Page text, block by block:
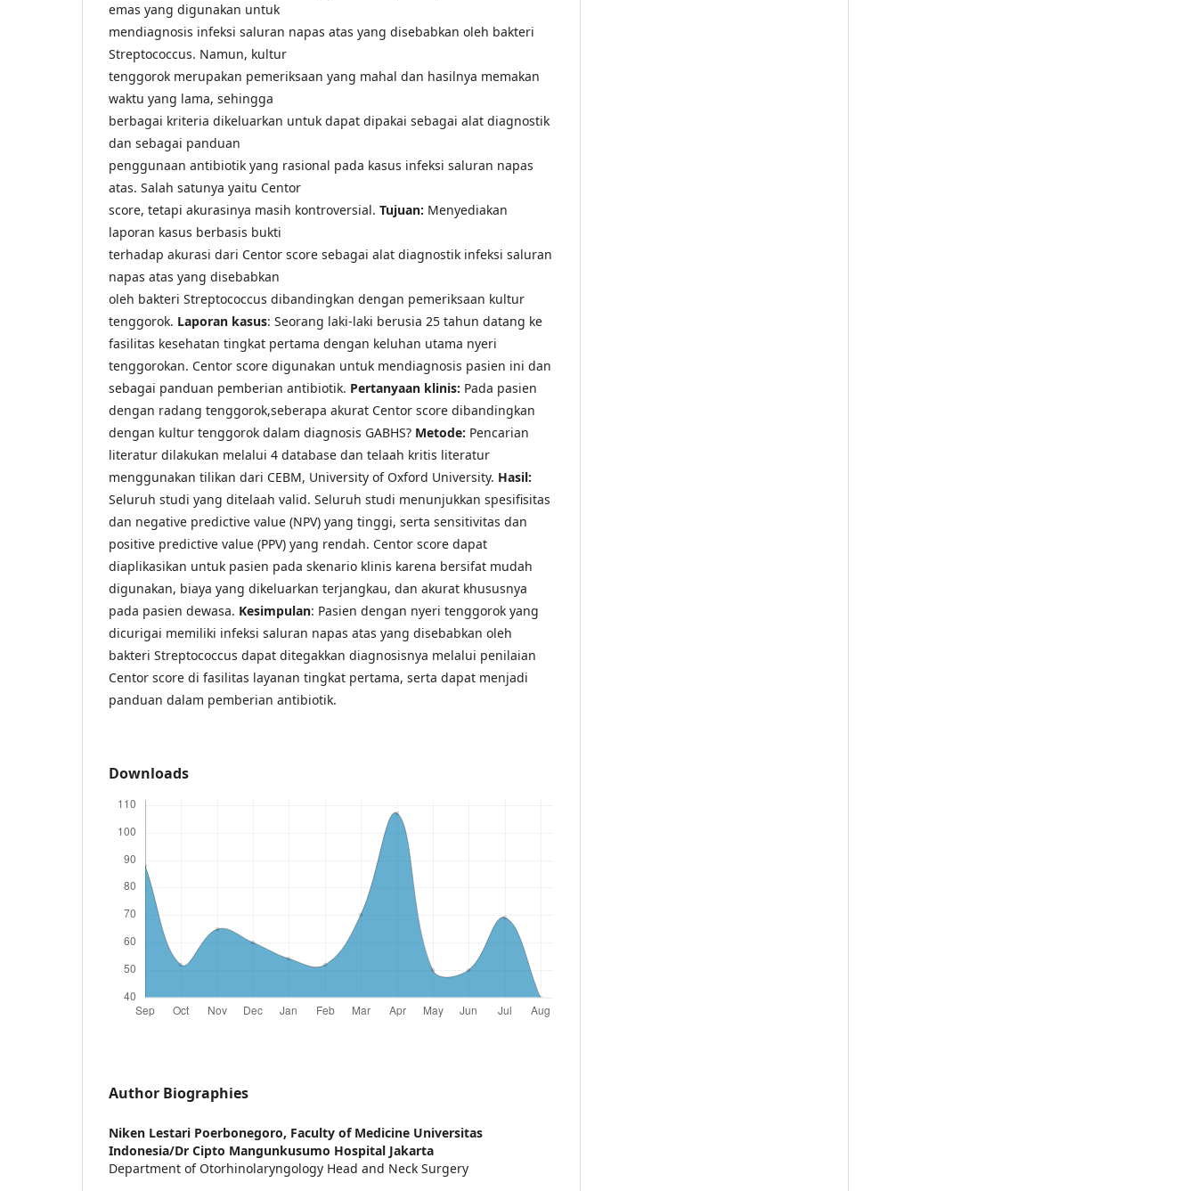
emas yang digunakan untuk
mendiagnosis infeksi saluran napas atas yang disebabkan oleh bakteri
Streptococcus. Namun, kultur
tenggorok merupakan pemeriksaan yang mahal dan hasilnya memakan
waktu yang lama, sehingga
berbagai kriteria dikeluarkan untuk dapat dipakai sebagai alat diagnostik
dan sebagai panduan
penggunaan antibiotik yang rasional pada kasus infeksi saluran napas
atas. Salah satunya yaitu Centor
score, tetapi akurasinya masih kontroversial. Tujuan: Menyediakan
laporan kasus berbasis bukti
terhadap akurasi dari Centor score sebagai alat diagnostik infeksi saluran
napas atas yang disebabkan
oleh bakteri Streptococcus dibandingkan dengan pemeriksaan kultur
tenggorok. Laporan kasus: Seorang laki-laki berusia 25 tahun datang ke
fasilitas kesehatan tingkat pertama dengan keluhan utama nyeri
tenggorokan. Centor score digunakan untuk mendiagnosis pasien ini dan
sebagai panduan pemberian antibiotik. Pertanyaan klinis: Pada pasien
dengan radang tenggorok,seberapa akurat Centor score dibandingkan
dengan kultur tenggorok dalam diagnosis GABHS? Metode: Pencarian
literatur dilakukan melalui 4 database dan telaah kritis literatur
menggunakan tilikan dari CEBM, University of Oxford University. Hasil:
Seluruh studi yang ditelaah valid. Seluruh studi menunjukkan spesifisitas
dan negative predictive value (NPV) yang tinggi, serta sensitivitas dan
positive predictive value (PPV) yang rendah. Centor score dapat
diaplikasikan untuk pasien pada skenario klinis karena bersifat mudah
digunakan, biaya yang dikeluarkan terjangkau, dan akurat khususnya
pada pasien dewasa. Kesimpulan: Pasien dengan nyeri tenggorok yang
dicurigai memiliki infeksi saluran napas atas yang disebabkan oleh
bakteri Streptococcus dapat ditegakkan diagnosisnya melalui penilaian
Centor score di fasilitas layanan tingkat pertama, serta dapat menjadi
panduan dalam pemberian antibiotik.
Downloads
Author Biographies
Niken Lestari Poerbonegoro, Faculty of Medicine Universitas
Indonesia/Dr Cipto Mangunkusumo Hospital Jakarta
Department of Otorhinolaryngology Head and Neck Surgery